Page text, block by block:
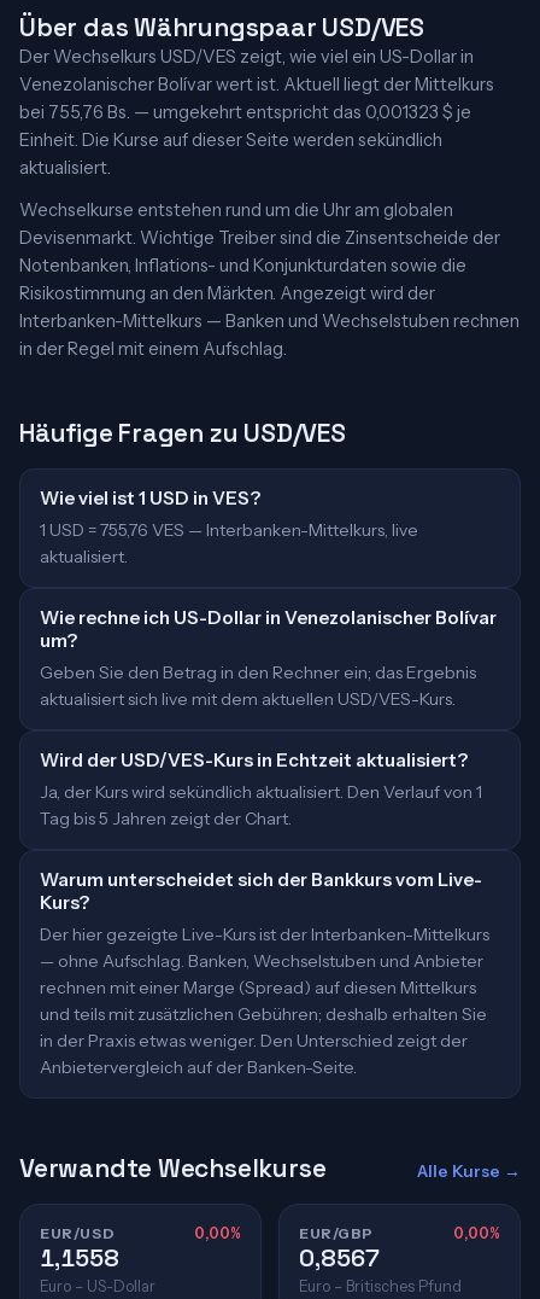
Über das Währungspaar USD/VES
Der Wechselkurs USD/VES zeigt, wie viel ein US-Dollar in
Venezolanischer Bolívar wert ist. Aktuell liegt der Mittelkurs
bei 755,76 Bs. — umgekehrt entspricht das 0,001323 $ je
Einheit. Die Kurse auf dieser Seite werden sekündlich
aktualisiert.
Wechselkurse entstehen rund um die Uhr am globalen
Devisenmarkt. Wichtige Treiber sind die Zinsentscheide der
Notenbanken, Inflations- und Konjunkturdaten sowie die
Risikostimmung an den Märkten. Angezeigt wird der
Interbanken-Mittelkurs — Banken und Wechselstuben rechnen
in der Regel mit einem Aufschlag.
Häufige Fragen zu USD/VES
Wie viel ist 1 USD in VES?
1 USD = 755,76 VES — Interbanken-Mittelkurs, live
aktualisiert.
Wie rechne ich US-Dollar in Venezolanischer Bolívar
um?
Geben Sie den Betrag in den Rechner ein; das Ergebnis
aktualisiert sich live mit dem aktuellen USD/VES-Kurs.
Wird der USD/VES-Kurs in Echtzeit aktualisiert?
Ja, der Kurs wird sekündlich aktualisiert. Den Verlauf von 1
Tag bis 5 Jahren zeigt der Chart.
Warum unterscheidet sich der Bankkurs vom Live-
Kurs?
Der hier gezeigte Live-Kurs ist der Interbanken-Mittelkurs
— ohne Aufschlag. Banken, Wechselstuben und Anbieter
rechnen mit einer Marge (Spread) auf diesen Mittelkurs
und teils mit zusätzlichen Gebühren; deshalb erhalten Sie
in der Praxis etwas weniger. Den Unterschied zeigt der
Anbietervergleich auf der Banken-Seite.
Verwandte Wechselkurse Alle Kurse →
EUR/USD 0,00%
1,1558
Euro – US-Dollar
EUR/GBP 0,00%
0,8567
Euro – Britisches Pfund